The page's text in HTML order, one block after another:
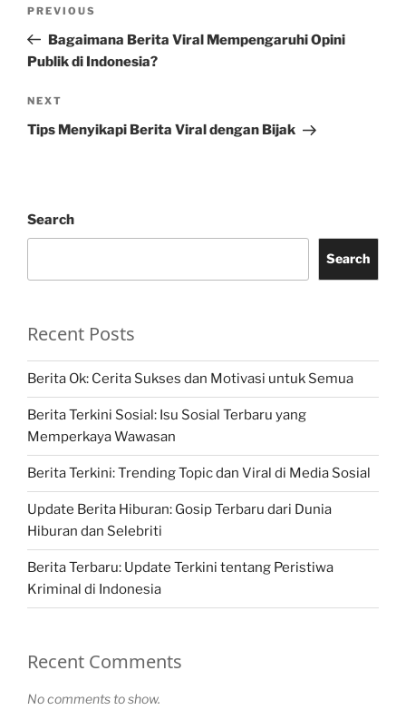
Previous
Post
PREVIOUS
Bagaimana Berita Viral Mempengaruhi Opini
Publik di Indonesia?
Next
Post
NEXT
Tips Menyikapi Berita Viral dengan Bijak
Search
Search
Recent Posts
Berita Ok: Cerita Sukses dan Motivasi untuk Semua
Berita Terkini Sosial: Isu Sosial Terbaru yang
Memperkaya Wawasan
Berita Terkini: Trending Topic dan Viral di Media Sosial
Update Berita Hiburan: Gosip Terbaru dari Dunia
Hiburan dan Selebriti
Berita Terbaru: Update Terkini tentang Peristiwa
Kriminal di Indonesia
Recent Comments
No comments to show.